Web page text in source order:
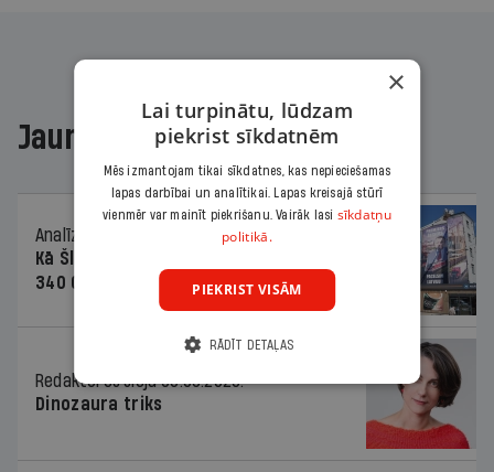
Jaunākajā žurnālā
Analīze
Kā Šlesera partija palika nesodīta par
340 000 vērtu reklāmas kampaņu
Redaktores sleja 06.08.2026.
Dinozaura triks
×
Lai turpinātu, lūdzam
piekrist sīkdatnēm
Mēs izmantojam tikai sīkdatnes, kas nepieciešamas
lapas darbībai un analītikai. Lapas kreisajā stūrī
vienmēr var mainīt piekrišanu. Vairāk lasi sīkdatņu
politikā.
PIEKRIST VISĀM
RĀDĪT DETAĻAS